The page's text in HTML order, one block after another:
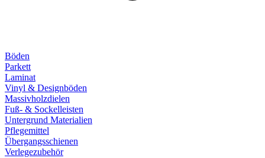
Böden
Parkett
Laminat
Vinyl & Designböden
Massivholzdielen
Fuß- & Sockelleisten
Untergrund Materialien
Pflegemittel
Übergangsschienen
Verlegezubehör